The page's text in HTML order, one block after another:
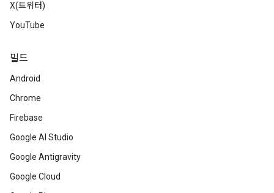
X(트위터)
YouTube
빌드
Android
Chrome
Firebase
Google AI Studio
Google Antigravity
Google Cloud